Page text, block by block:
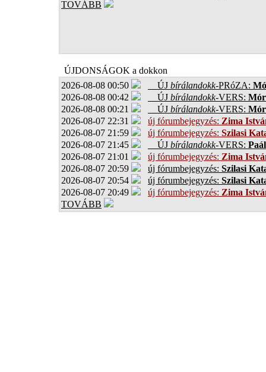
TOVÁBB
ÚJDONSÁGOK a dokkon
2026-08-08 00:50
ÚJ bírálandokk-PRóZA:
2026-08-08 00:42
ÚJ bírálandokk-VERS:
2026-08-08 00:21
ÚJ bírálandokk-VERS:
2026-08-07 22:31
új fórumbejegyzés: Zima
2026-08-07 21:59
új fórumbejegyzés: Szilasi
2026-08-07 21:45
ÚJ bírálandokk-VERS:
2026-08-07 21:01
új fórumbejegyzés: Zima
2026-08-07 20:59
új fórumbejegyzés: Szilasi
2026-08-07 20:54
új fórumbejegyzés: Szilasi
2026-08-07 20:49
új fórumbejegyzés: Zima
TOVÁBB